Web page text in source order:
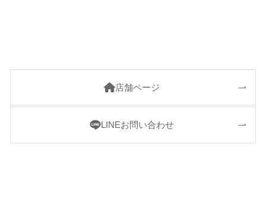
店舗ページ
LINEお問い合わせ